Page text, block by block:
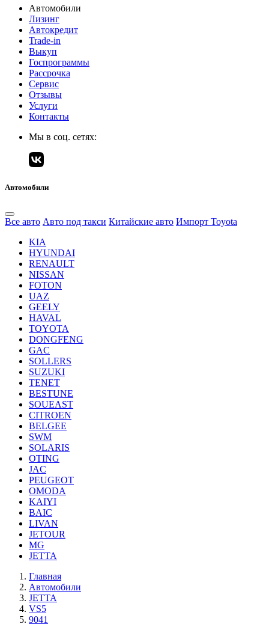
Автомобили
Лизинг
Автокредит
Trade-in
Выкуп
Госпрограммы
Рассрочка
Сервис
Отзывы
Услуги
Контакты
Мы в соц. сетях:
Автомобили
Все авто Авто под такси Китайские авто Импорт Toyota
KIA
HYUNDAI
RENAULT
NISSAN
FOTON
UAZ
GEELY
HAVAL
TOYOTA
DONGFENG
GAC
SOLLERS
SUZUKI
TENET
BESTUNE
SOUEAST
CITROEN
BELGEE
SWM
SOLARIS
OTING
JAC
PEUGEOT
OMODA
KAIYI
BAIC
LIVAN
JETOUR
MG
JETTA
Главная
Автомобили
JETTA
VS5
9041